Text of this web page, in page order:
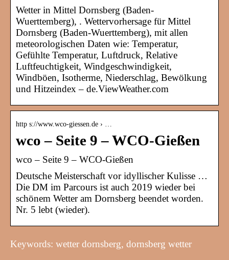
Wetter in Mittel Dornsberg (Baden-
Wuerttemberg), . Wettervorhersage für Mittel
Dornsberg (Baden-Wuerttemberg), mit allen
meteorologischen Daten wie: Temperatur,
Gefühlte Temperatur, Luftdruck, Relative
Luftfeuchtigkeit, Windgeschwindigkeit,
Windböen, Isotherme, Niederschlag, Bewölkung
und Hitzeindex – de.ViewWeather.com
http s://www.wco-giessen.de › …
wco – Seite 9 – WCO-Gießen
wco – Seite 9 – WCO-Gießen
Deutsche Meisterschaft vor idyllischer Kulisse …
Die DM im Parcours ist auch 2019 wieder bei
schönem Wetter am Dornsberg beendet worden.
Nr. 5 lebt (wieder).
Keywords: wetter dornsberg, dornsberg wetter